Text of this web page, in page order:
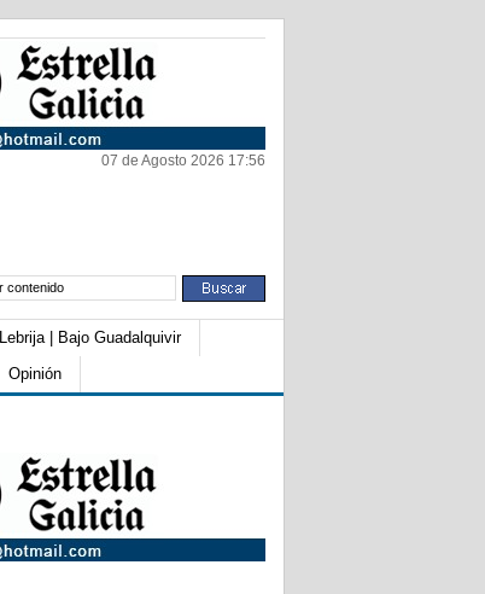
07 de Agosto 2026 17:56
Lebrija | Bajo Guadalquivir
Opinión